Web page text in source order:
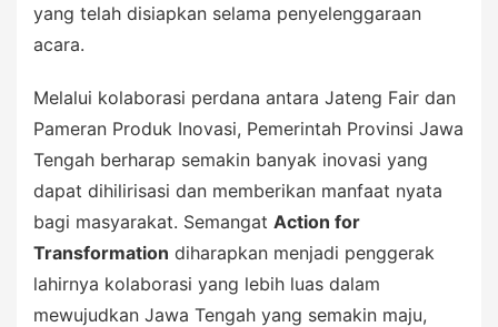
yang telah disiapkan selama penyelenggaraan
acara.
Melalui kolaborasi perdana antara Jateng Fair dan
Pameran Produk Inovasi, Pemerintah Provinsi Jawa
Tengah berharap semakin banyak inovasi yang
dapat dihilirisasi dan memberikan manfaat nyata
bagi masyarakat. Semangat Action for
Transformation diharapkan menjadi penggerak
lahirnya kolaborasi yang lebih luas dalam
mewujudkan Jawa Tengah yang semakin maju,